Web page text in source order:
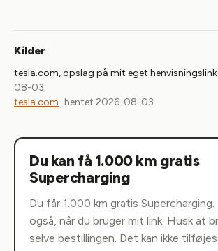
Kilder
tesla.com, opslag på mit eget henvisningslink
08-03
tesla.com hentet 2026-08-03
Du kan få 1.000 km gratis
Supercharging
Du får 1.000 km gratis
også, når du bruger mit link. Husk at
selve bestillingen. Det kan ikke